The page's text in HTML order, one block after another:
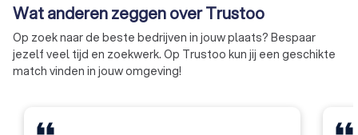
bieden op persoonlijke en
zakelijke groei.
Wat anderen zeggen over Trustoo
Op zoek naar de beste bedrijven in jouw plaats? Bespaar
jezelf veel tijd en zoekwerk. Op Trustoo kun jij een geschikte
match vinden in jouw omgeving!